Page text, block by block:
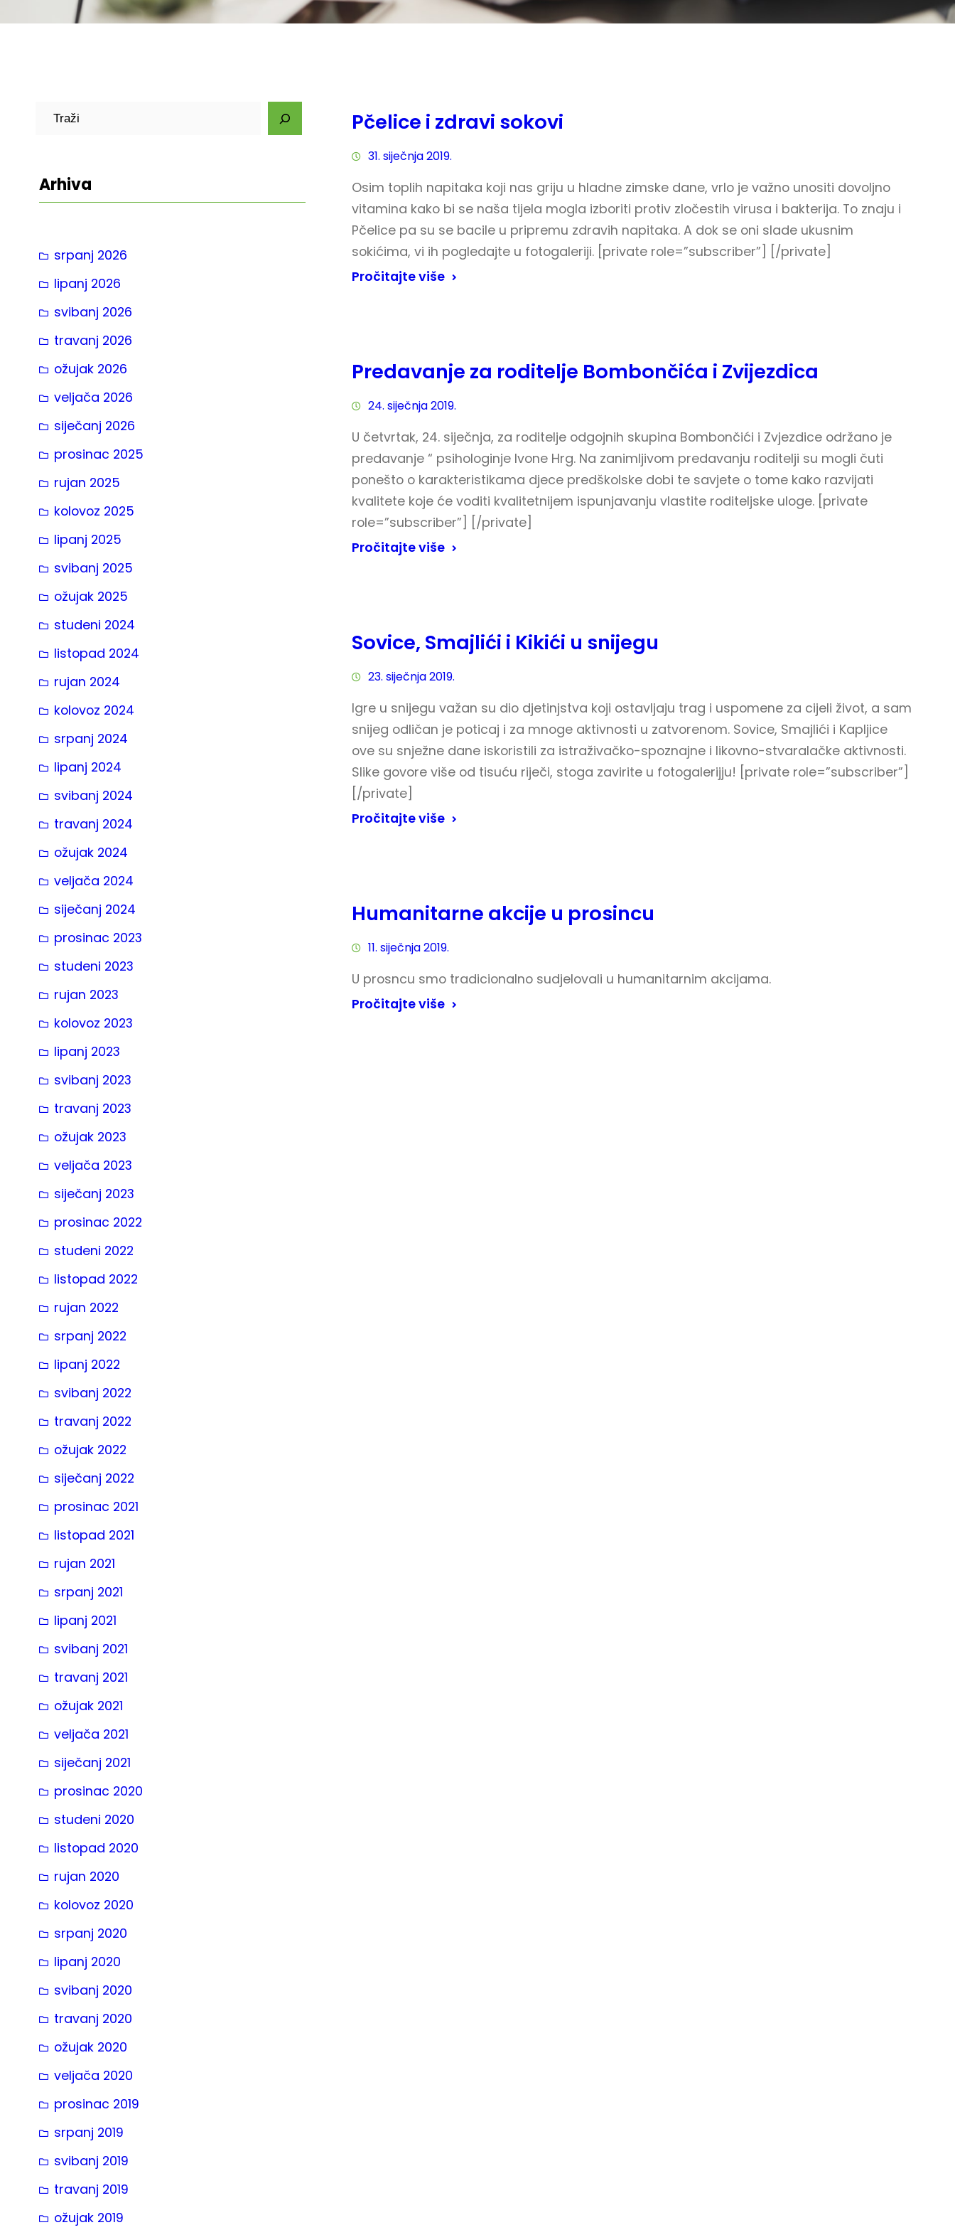
a
Arhiva
srpanj 2026
lipanj 2026
svibanj 2026
travanj 2026
ožujak 2026
veljača 2026
siječanj 2026
prosinac 2025
rujan 2025
kolovoz 2025
lipanj 2025
svibanj 2025
ožujak 2025
studeni 2024
listopad 2024
rujan 2024
kolovoz 2024
srpanj 2024
lipanj 2024
svibanj 2024
travanj 2024
ožujak 2024
veljača 2024
siječanj 2024
prosinac 2023
studeni 2023
rujan 2023
kolovoz 2023
lipanj 2023
svibanj 2023
travanj 2023
ožujak 2023
veljača 2023
siječanj 2023
prosinac 2022
studeni 2022
listopad 2022
rujan 2022
srpanj 2022
lipanj 2022
svibanj 2022
travanj 2022
ožujak 2022
siječanj 2022
prosinac 2021
listopad 2021
rujan 2021
srpanj 2021
lipanj 2021
svibanj 2021
travanj 2021
ožujak 2021
veljača 2021
siječanj 2021
prosinac 2020
studeni 2020
listopad 2020
rujan 2020
kolovoz 2020
srpanj 2020
lipanj 2020
svibanj 2020
travanj 2020
ožujak 2020
veljača 2020
prosinac 2019
srpanj 2019
svibanj 2019
travanj 2019
ožujak 2019
Pčelice i zdravi sokovi
31. siječnja 2019.
Osim toplih napitaka koji nas griju u hladne zimske dane, vrlo je važno unositi dovoljno
vitamina kako bi se naša tijela mogla izboriti protiv zločestih virusa i bakterija. To znaju i
Pčelice pa su se bacile u pripremu zdravih napitaka. A dok se oni slade ukusnim
sokićima, vi ih pogledajte u fotogaleriji. [private role=”subscriber”] [/private]
Pročitajte više
Predavanje za roditelje Bombončića i Zvijezdica
24. siječnja 2019.
U četvrtak, 24. siječnja, za roditelje odgojnih skupina Bombončići i Zvjezdice održano je
predavanje “ psihologinje Ivone Hrg. Na zanimljivom predavanju roditelji su mogli čuti
ponešto o karakteristikama djece predškolske dobi te savjete o tome kako razvijati
kvalitete koje će voditi kvalitetnijem ispunjavanju vlastite roditeljske uloge. [private
role=”subscriber”] [/private]
Pročitajte više
Sovice, Smajlići i Kikići u snijegu
23. siječnja 2019.
Igre u snijegu važan su dio djetinjstva koji ostavljaju trag i uspomene za cijeli život, a sam
snijeg odličan je poticaj i za mnoge aktivnosti u zatvorenom. Sovice, Smajlići i Kapljice
ove su snježne dane iskoristili za istraživačko-spoznajne i likovno-stvaralačke aktivnosti.
Slike govore više od tisuću riječi, stoga zavirite u fotogalerijju! [private role=”subscriber”]
[/private]
Pročitajte više
Humanitarne akcije u prosincu
11. siječnja 2019.
U prosncu smo tradicionalno sudjelovali u humanitarnim akcijama.
Pročitajte više